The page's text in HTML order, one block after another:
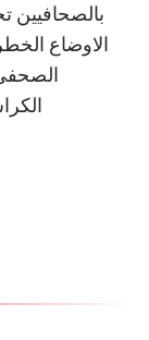
بالصحافيين
الاوضاع